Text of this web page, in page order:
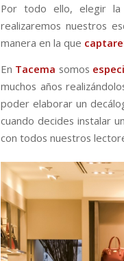
Por todo ello, elegir
realizaremos nuestros
manera en la que
En Tacema somos
muchos años
poder elaborar un
cuando decides instalar un
con todos nuestros